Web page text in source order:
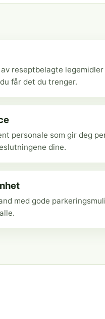
reseptbelagte legemidler
får det du trenger.
personale som gir deg
dine.
med gode